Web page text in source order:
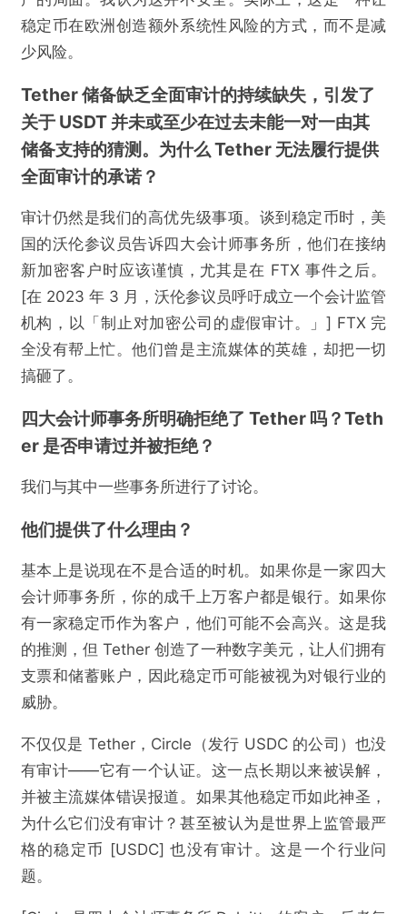
稳定币在欧洲创造额外系统性风险的方式，而不是减
少风险。
Tether 储备缺乏全面审计的持续缺失，引发了
关于 USDT 并未或至少在过去未能一对一由其
储备支持的猜测。为什么 Tether 无法履行提供
全面审计的承诺？
审计仍然是我们的高优先级事项。谈到稳定币时，美
国的沃伦参议员告诉四大会计师事务所，他们在接纳
新加密客户时应该谨慎，尤其是在 FTX 事件之后。
[在 2023 年 3 月，沃伦参议员呼吁成立一个会计监管
机构，以「制止对加密公司的虚假审计。」] FTX 完
全没有帮上忙。他们曾是主流媒体的英雄，却把一切
搞砸了。
四大会计师事务所明确拒绝了 Tether 吗？Teth
er 是否申请过并被拒绝？
我们与其中一些事务所进行了讨论。
他们提供了什么理由？
基本上是说现在不是合适的时机。如果你是一家四大
会计师事务所，你的成千上万客户都是银行。如果你
有一家稳定币作为客户，他们可能不会高兴。这是我
的推测，但 Tether 创造了一种数字美元，让人们拥有
支票和储蓄账户，因此稳定币可能被视为对银行业的
威胁。
不仅仅是 Tether，Circle（发行 USDC 的公司）也没
有审计——它有一个认证。这一点长期以来被误解，
并被主流媒体错误报道。如果其他稳定币如此神圣，
为什么它们没有审计？甚至被认为是世界上监管最严
格的稳定币 [USDC] 也没有审计。这是一个行业问
题。